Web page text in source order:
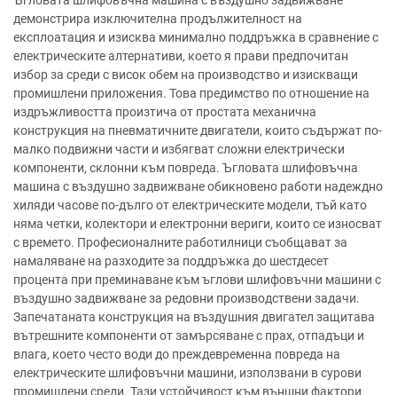
демонстрира изключителна продължителност на
експлоатация и изисква минимално поддръжка в сравнение с
електрическите алтернативи, което я прави предпочитан
избор за среди с висок обем на производство и изискващи
промишлени приложения. Това предимство по отношение на
издръжливостта произтича от простата механична
конструкция на пневматичните двигатели, които съдържат по-
малко подвижни части и избягват сложни електрически
компоненти, склонни към повреда. Ъгловата шлифовъчна
машина с въздушно задвижване обикновено работи надеждно
хиляди часове по-дълго от електрическите модели, тъй като
няма четки, колектори и електронни вериги, които се износват
с времето. Професионалните работилници съобщават за
намаляване на разходите за поддръжка до шестдесет
процента при преминаване към ъглови шлифовъчни машини с
въздушно задвижване за редовни производствени задачи.
Запечатаната конструкция на въздушния двигател защитава
вътрешните компоненти от замърсяване с прах, отпадъци и
влага, което често води до преждевременна повреда на
електрическите шлифовъчни машини, използвани в сурови
промишлени среди. Тази устойчивост към външни фактори